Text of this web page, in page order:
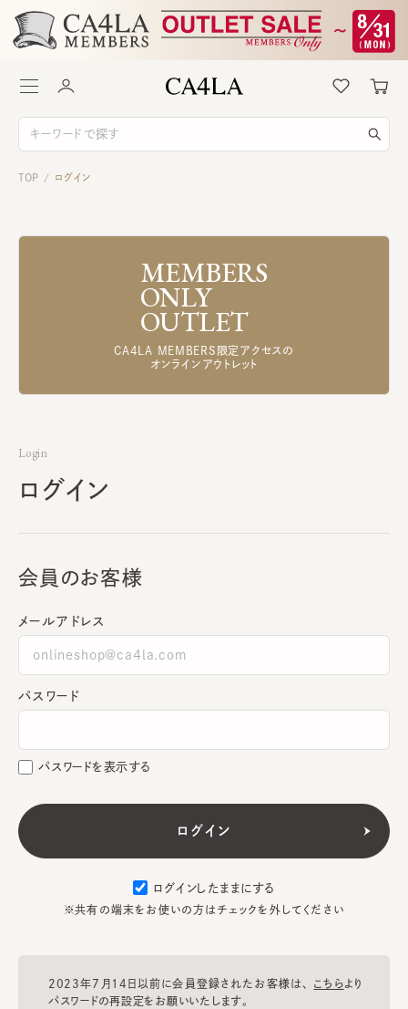
TOP / ログイン
MEMBERS
ONLY
OUTLET
CA4LA MEMBERS限定アクセスの
オンラインアウトレット
Login
ログイン
会員のお客様
メールアドレス
パスワード
パスワードを表示する
ログインしたままにする
※共有の端末をお使いの方はチェックを外してください
2023年7月14日以前に会員登録されたお客様は、 こちらより
パスワードの再設定をお願いいたします。